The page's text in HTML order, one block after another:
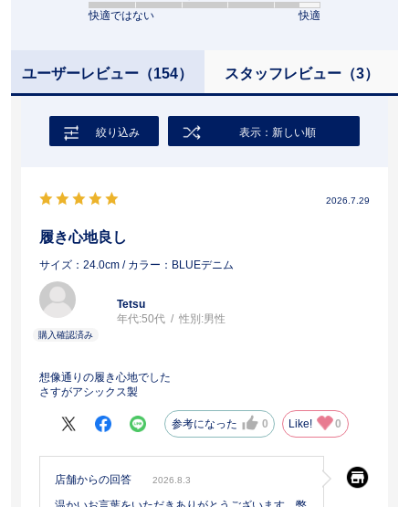
快適ではない
快適
ユーザーレビュー （154） スタッフレビュー（3）
絞り込み 表示：新しい順
2026.7.29
履き心地良し
サイズ：24.0cm / カラー：BLUEデニム
Tetsu
年代:50代 性別:男性
想像通りの履き心地でした
さすがアシックス製
参考になった 0 Like! 0
店舗からの回答 2026.8.3